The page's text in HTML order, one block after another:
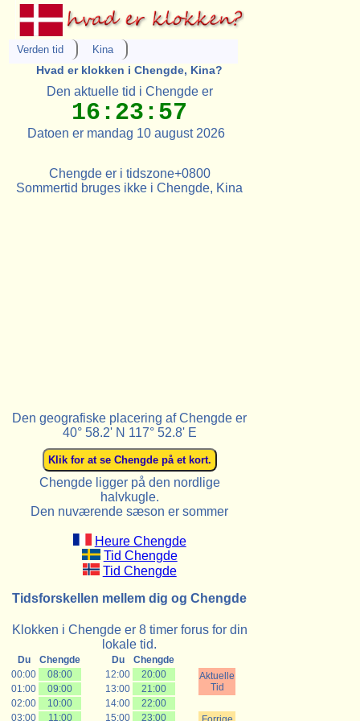
Verden tid Kina
Hvad er klokken i Chengde, Kina?
Den aktuelle tid i Chengde er
16:23:57
Datoen er mandag 10 august 2026
Chengde er i tidszone+0800
Sommertid bruges ikke i Chengde, Kina
Den geografiske placering af Chengde er
40° 58.2' N 117° 52.8' E
Chengde ligger på den nordlige
halvkugle.
Den nuværende sæson er sommer
Heure Chengde
Tid Chengde
Tid Chengde
Tidsforskellen mellem dig og Chengde
Klokken i Chengde er 8 timer forus for din
lokale tid.
Du Chengde Du
Chengde
00:00
08:00 12:00 20:00
Aktuelle
Tid
01:00 09:00 13:00
21:00
02:00
10:00 14:00
22:00
03:00
11:00 15:00 23:00